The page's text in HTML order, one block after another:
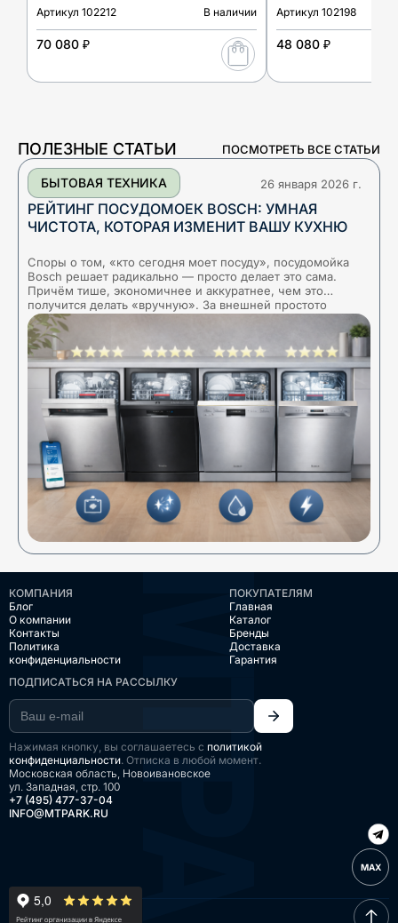
Артикул 102212 В наличии
70 080 ₽
Артикул 102198
48 080 ₽
ПОЛЕЗНЫЕ СТАТЬИ ПОСМОТРЕТЬ ВСЕ СТАТЬИ
БЫТОВАЯ ТЕХНИКА 26 января 2026 г.
РЕЙТИНГ ПОСУДОМОЕК BOSCH: УМНАЯ
ЧИСТОТА, КОТОРАЯ ИЗМЕНИТ ВАШУ КУХНЮ
Споры о том, «кто сегодня моет посуду», посудомойка
Bosch решает радикально — просто делает это сама.
Причём тише, экономичнее и аккуратнее, чем это
получится делать «вручную». За внешней простото
КОМПАНИЯ
Блог
О компании
Контакты
Политика
конфиденциальности
ПОКУПАТЕЛЯМ
Главная
Каталог
Бренды
Доставка
Гарантия
ПОДПИСАТЬСЯ НА РАССЫЛКУ
Нажимая кнопку, вы соглашаетесь с политикой
конфиденциальности. Отписка в любой момент.
Московская область, Новоивановское
ул. Западная, стр. 100
+7 (495) 477-37-04
INFO@MTPARK.RU
MAX